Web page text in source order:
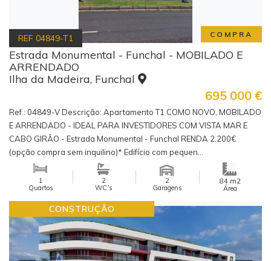
COMPRA
REF 04849-T1
Estrada Monumental - Funchal - MOBILADO E
ARRENDADO
Ilha da Madeira, Funchal
695 000 €
Ref.: 04849-V Descrição: Apartamento T1 COMO NOVO, MOBILADO
E ARRENDADO - IDEAL PARA INVESTIDORES COM VISTA MAR E
CABO GIRÃO - Estrada Monumental - Funchal RENDA 2.200€
(opção compra sem inquilino)* Edifício com pequen...
1
Quartos
2
WC´s
2
Garagens
84 m2
Área
CONSTRUÇÃO